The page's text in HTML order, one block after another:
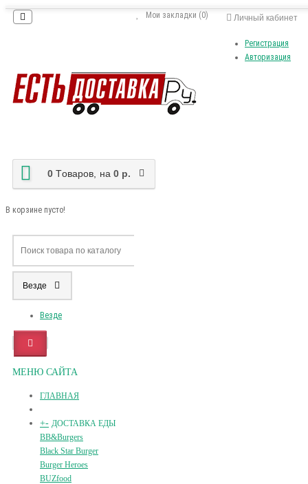
Личный кабинет
Регистрация
Авторизация
Мои закладки (0)
0 Tоваров, на 0 р.
В корзине пусто!
Везде
Везде
МЕНЮ САЙТА
ГЛАВНАЯ
+- ДОСТАВКА ЕДЫ
BB&Burgers
Black Star Burger
Burger Heroes
BUZfood